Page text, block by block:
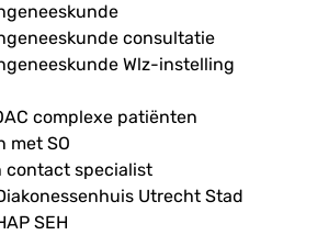
consultatie
Wlz-instelling
complexe patiënten
met SO
contact specialist
Utrecht Stad
SEH